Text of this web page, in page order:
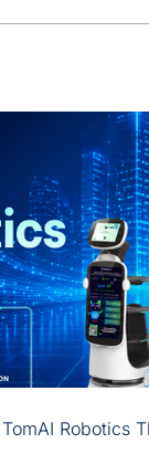
Robotics